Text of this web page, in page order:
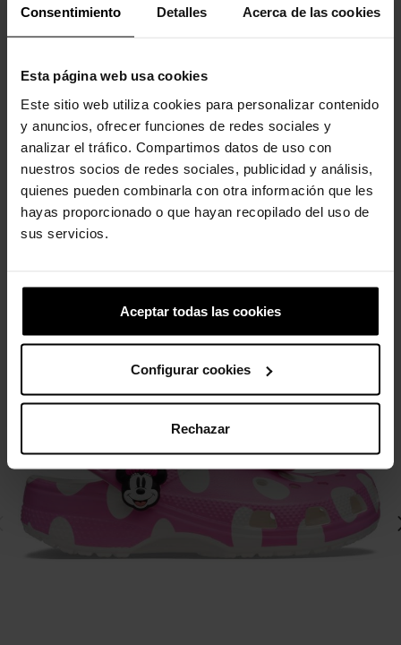
Consentimiento Detalles Acerca de las cookies
Esta página web usa cookies
Este sitio web utiliza cookies para personalizar contenido
y anuncios, ofrecer funciones de redes sociales y
analizar el tráfico. Compartimos datos de uso con
nuestros socios de redes sociales, publicidad y análisis,
quienes pueden combinarla con otra información que les
hayas proporcionado o que hayan recopilado del uso de
sus servicios.
Aceptar todas las cookies
Configurar cookies
Rechazar
Letra M
4,99 € 3,99 €
Pokemon Masterball
4,99 € 3,99 €
4 otros productos de la misma